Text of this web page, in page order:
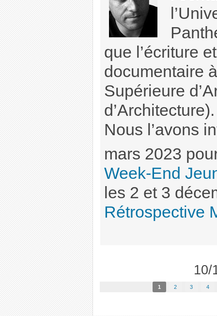
que l’écriture
documentaire
Supérieure
d’Architecture).
Nous l’avons
mars 2023
Week-End
les 2 et 3
Rétrospective
10/
1 2 3 4